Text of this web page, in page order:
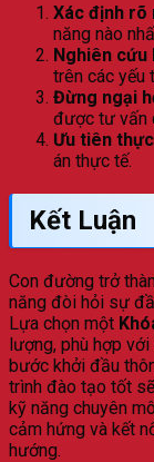
Xác định rõ
năng nào
Nghiên cứu
trên các yếu
Đừng ngại
được tư vấn
Ưu tiên
án thực tế.
Kết Luận
Con đường trở
năng đòi hỏi sự
Lựa chọn một
lượng, phù hợp
bước khởi đầu
trình đào tạo tốt
kỹ năng chuyên
cảm hứng và kết
hướng.